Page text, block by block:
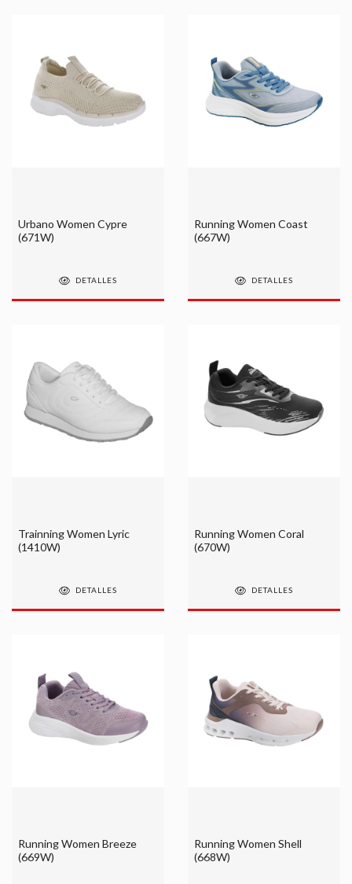
Urbano Women Cypre
(671W)
DETALLES
Running Women Coast
(667W)
DETALLES
Trainning Women Lyric
(1410W)
DETALLES
Running Women Coral
(670W)
DETALLES
Running Women Breeze
(669W)
Running Women Shell
(668W)